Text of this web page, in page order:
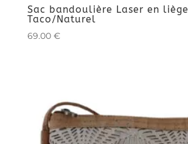
Sac bandoulière Laser en liège
Taco/Naturel
69.00 €